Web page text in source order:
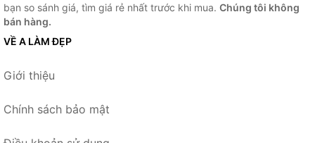
bạn so sánh giá, tìm giá rẻ nhất trước khi mua. Chúng tôi không
bán hàng.
VỀ A LÀM ĐẸP
Giới thiệu
Chính sách bảo mật